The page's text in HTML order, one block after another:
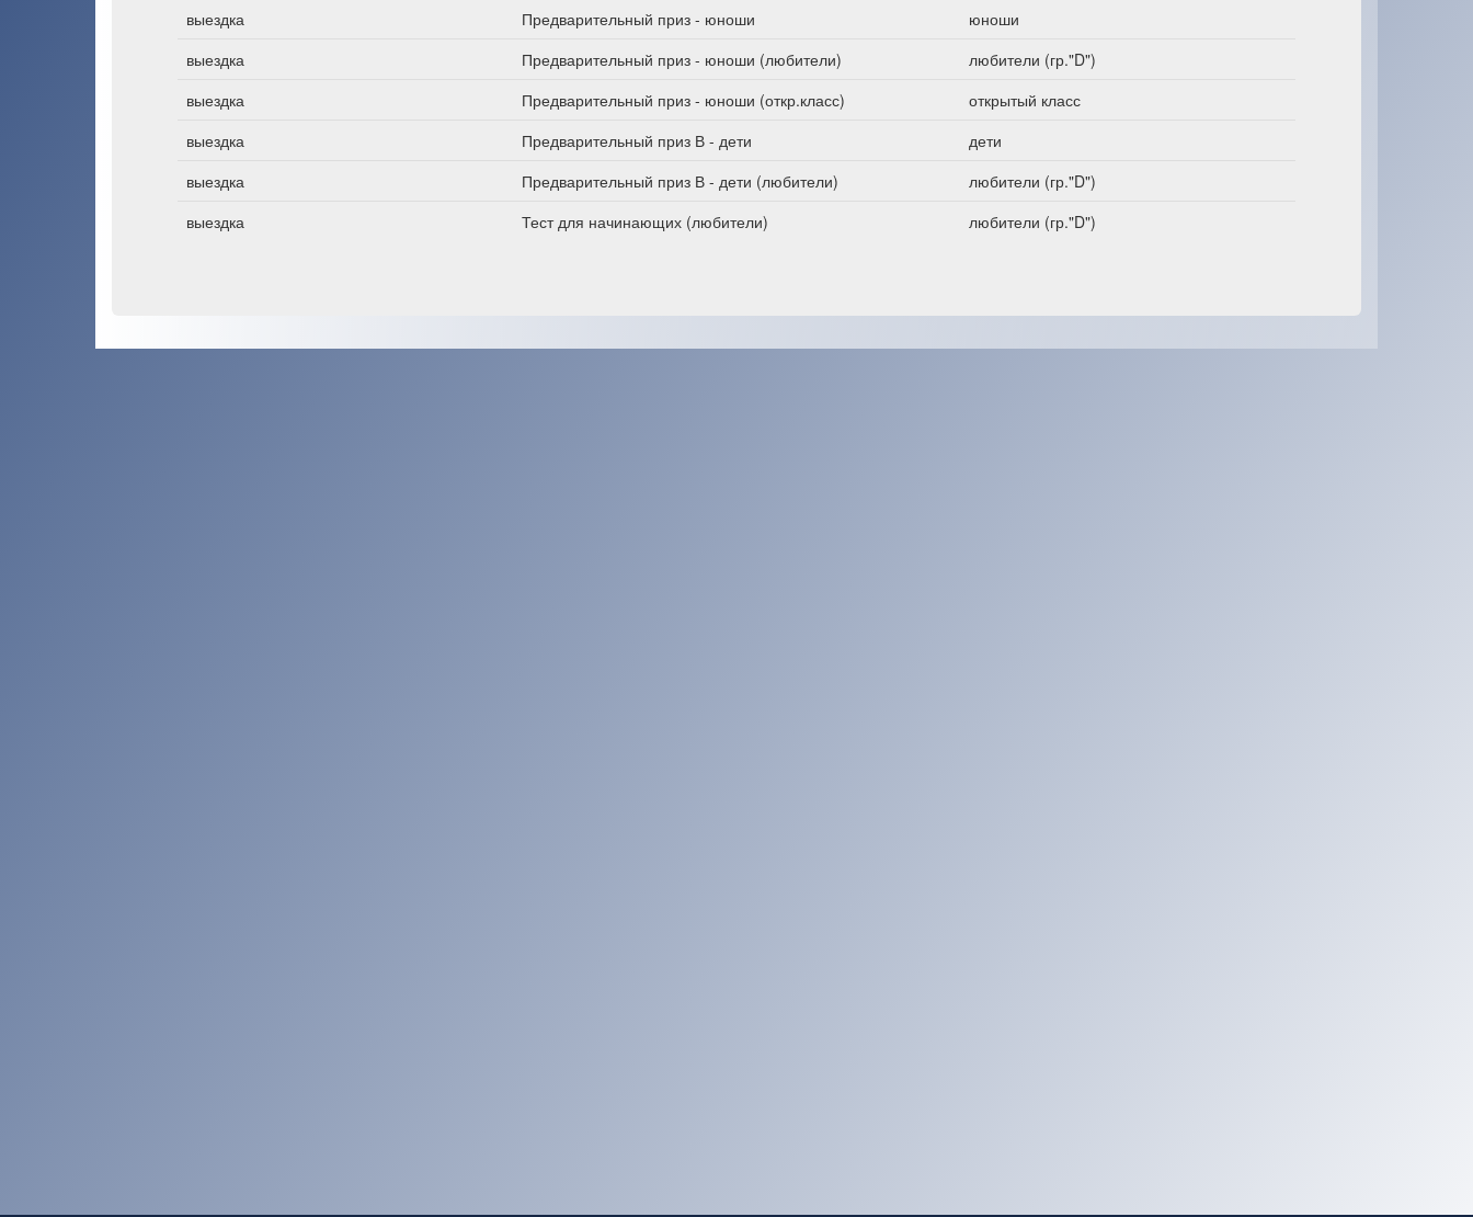
выездка
Предварительный приз - юноши
юноши
выездка
Предварительный приз - юноши (любители)
любители (гр."D")
выездка
Предварительный приз - юноши (откр.класс)
открытый класс
выездка
Предварительный приз В - дети
дети
выездка
Предварительный приз В - дети (любители)
любители (гр."D")
выездка
Тест для начинающих (любители) любители (гр."D")